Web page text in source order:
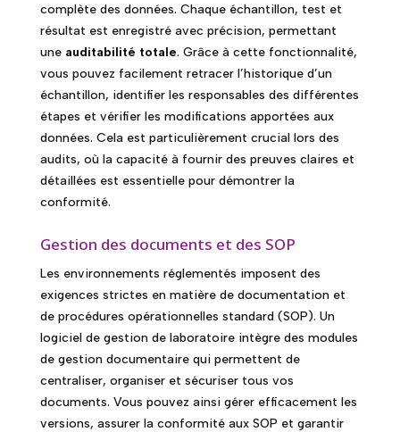
complète des données. Chaque échantillon, test et
résultat est enregistré avec précision, permettant
une auditabilité totale. Grâce à cette fonctionnalité,
vous pouvez facilement retracer l’historique d’un
échantillon, identifier les responsables des différentes
étapes et vérifier les modifications apportées aux
données. Cela est particulièrement crucial lors des
audits, où la capacité à fournir des preuves claires et
détaillées est essentielle pour démontrer la
conformité.
Gestion des documents et des SOP
Les environnements réglementés imposent des
exigences strictes en matière de documentation et
de procédures opérationnelles standard (SOP). Un
logiciel de gestion de laboratoire intègre des modules
de gestion documentaire qui permettent de
centraliser, organiser et sécuriser tous vos
documents. Vous pouvez ainsi gérer efficacement les
versions, assurer la conformité aux SOP et garantir